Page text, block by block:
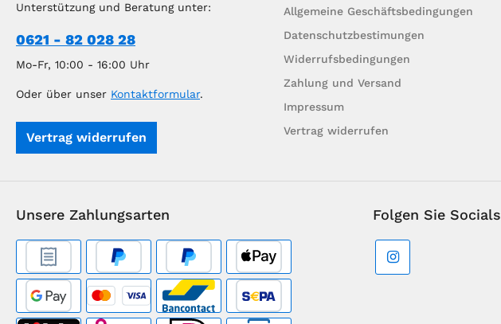
Unterstützung und Beratung unter:
0621 - 82 028 28
Mo-Fr, 10:00 - 16:00 Uhr
Oder über unser Kontaktformular.
Vertrag widerrufen
Allgemeine Geschäftsbedingungen
Datenschutzbestimungen
Widerrufsbedingungen
Zahlung und Versand
Impressum
Vertrag widerrufen
Unsere Zahlungsarten Folgen Sie Socials